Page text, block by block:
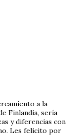
a la
Finlandia, sería
y diferencias con
Les felicito por